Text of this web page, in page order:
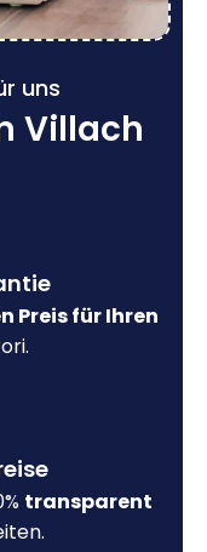
uns
Villach
Preis für Ihren
transparent